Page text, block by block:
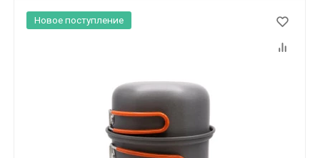
Новое поступление